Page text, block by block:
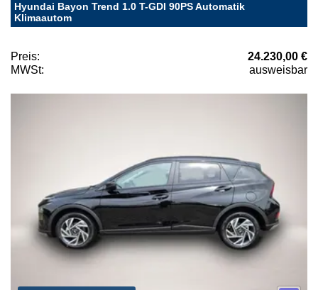
Hyundai Bayon Trend 1.0 T-GDI 90PS Automatik
Klimaautom
Preis:
24.230,00 €
MWSt:
ausweisbar